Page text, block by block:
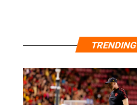
TRENDING